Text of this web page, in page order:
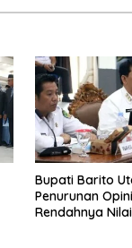
Bupati Barito
Penurunan
Rendahnya Nilai